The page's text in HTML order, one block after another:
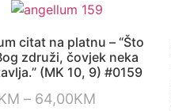
citat na platnu – “Što
združi, čovjek neka
(MK 10, 9) #0159
– 64,00KM